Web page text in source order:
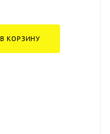
В КОРЗИНУ